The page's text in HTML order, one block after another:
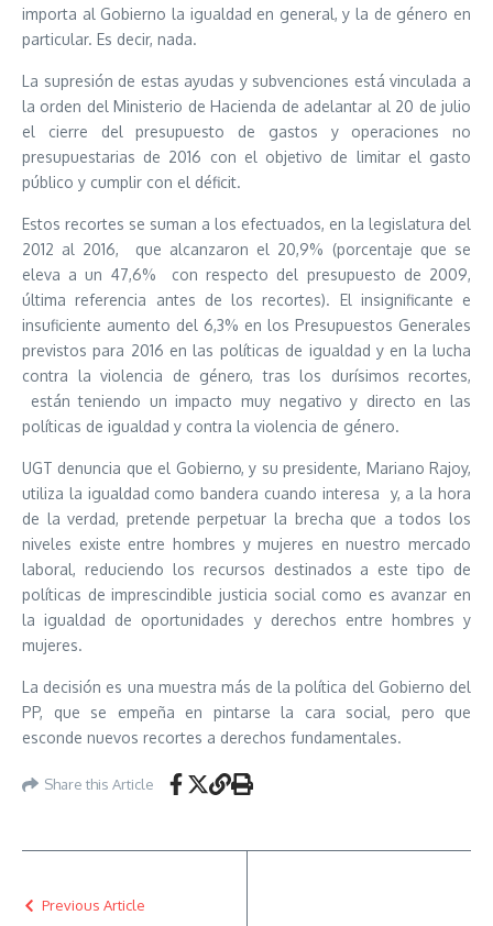
importa al Gobierno la igualdad en general, y la de género en
particular. Es decir, nada.
La supresión de estas ayudas y subvenciones está vinculada a
la orden del Ministerio de Hacienda de adelantar al 20 de julio
el cierre del presupuesto de gastos y operaciones no
presupuestarias de 2016 con el objetivo de limitar el gasto
público y cumplir con el déficit.
Estos recortes se suman a los efectuados, en la legislatura del
2012 al 2016, que alcanzaron el 20,9% (porcentaje que se
eleva a un 47,6% con respecto del presupuesto de 2009,
última referencia antes de los recortes). El insignificante e
insuficiente aumento del 6,3% en los Presupuestos Generales
previstos para 2016 en las políticas de igualdad y en la lucha
contra la violencia de género, tras los durísimos recortes,
están teniendo un impacto muy negativo y directo en las
políticas de igualdad y contra la violencia de género.
UGT denuncia que el Gobierno, y su presidente, Mariano Rajoy,
utiliza la igualdad como bandera cuando interesa y, a la hora
de la verdad, pretende perpetuar la brecha que a todos los
niveles existe entre hombres y mujeres en nuestro mercado
laboral, reduciendo los recursos destinados a este tipo de
políticas de imprescindible justicia social como es avanzar en
la igualdad de oportunidades y derechos entre hombres y
mujeres.
La decisión es una muestra más de la política del Gobierno del
PP, que se empeña en pintarse la cara social, pero que
esconde nuevos recortes a derechos fundamentales.
Share this Article
Previous Article